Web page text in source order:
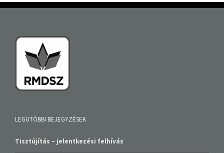
LEGUTÓBBI BEJEGYZÉSEK
Tisztújítás – jelentkezési felhívás